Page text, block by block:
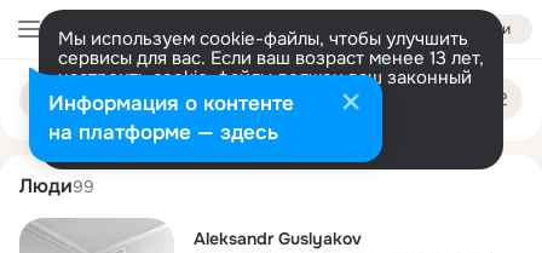
Войти
Мы используем cookie-файлы, чтобы улучшить
сервисы для вас. Если ваш возраст менее 13 лет,
настроить cookie-файлы должен ваш законный
представитель. Больше информации
Разрешить все Настроить
Поиск
людям
aleksandr guslyakov
Люди99
Aleksandr Guslyakov
Информация о контенте
на платформе — здесь